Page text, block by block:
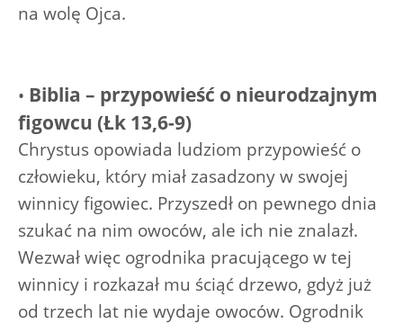
na wolę Ojca.
• Biblia – przypowieść o nieurodzajnym
figowcu (Łk 13,6-9)
Chrystus opowiada ludziom przypowieść o
człowieku, który miał zasadzony w swojej
winnicy figowiec. Przyszedł on pewnego dnia
szukać na nim owoców, ale ich nie znalazł.
Wezwał więc ogrodnika pracującego w tej
winnicy i rozkazał mu ściąć drzewo, gdyż już
od trzech lat nie wydaje owoców. Ogrodnik